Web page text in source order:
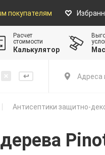
покупателям
Расчет
стоимости
Калькулятор
Адреса
Антисептики защитно-